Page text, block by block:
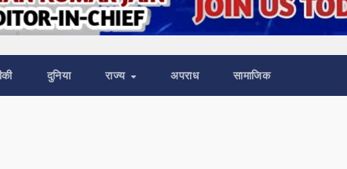
दुनिया राज्य अपराध सामाजिक